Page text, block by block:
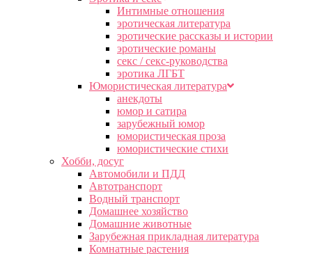
Интимные отношения
эротическая литература
эротические рассказы и истории
эротические романы
секс / секс-руководства
эротика ЛГБТ
Юмористическая литература
анекдоты
юмор и сатира
зарубежный юмор
юмористическая проза
юмористические стихи
Хобби, досуг
Автомобили и ПДД
Автотранспорт
Водный транспорт
Домашнее хозяйство
Домашние животные
Зарубежная прикладная литература
Комнатные растения